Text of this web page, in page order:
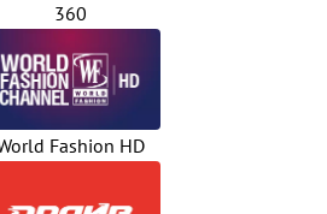
360
Fashion HD